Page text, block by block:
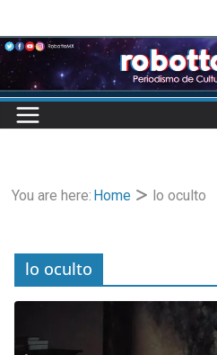
to
content
You are here: Home lo oculto
lo oculto